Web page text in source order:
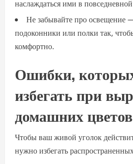
наслаждаться ими в
Не забывайте про освещение
подоконники или полки так,
комфортно.
Ошибки,
избегать при
домашних цветов
Чтобы ваш живой уголок
нужно избегать